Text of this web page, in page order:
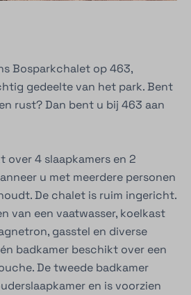
Bosparkchalet op 463,
gedeelte van het park. Bent
rust? Dan bent u bij 463 aan
over 4 slaapkamers en 2
u met meerdere personen
De chalet is ruim ingericht.
van een vaatwasser, koelkast
gasstel en diverse
badkamer beschikt over een
De tweede badkamer
en is voorzien